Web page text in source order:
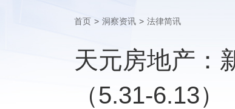
首页 > 洞察资讯 > 法律简讯
天元房地产：
（5.31-6.13）